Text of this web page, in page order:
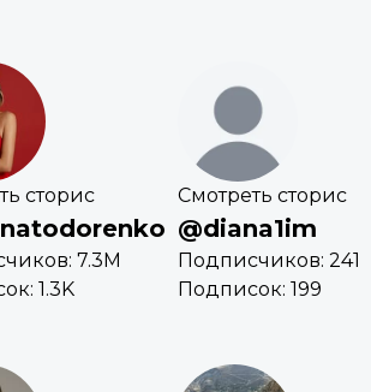
сторис
7.3M
1.3K
Смотреть сторис
@diana1im
Подписчиков: 241
Подписок: 199